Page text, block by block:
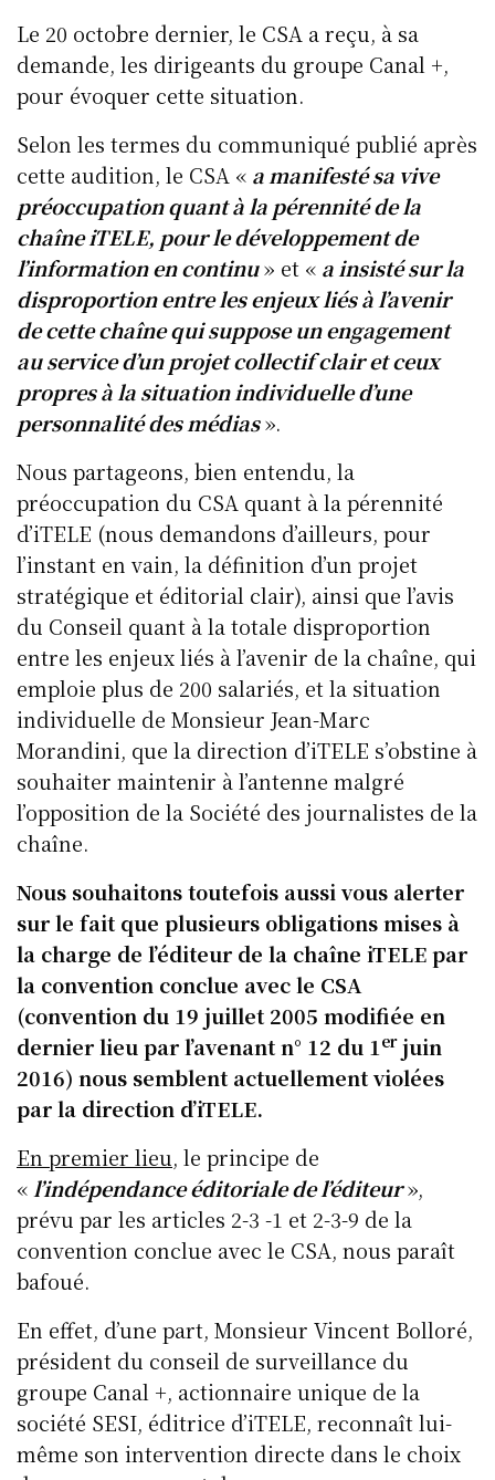
Le 20 octobre dernier, le CSA a reçu, à sa
demande, les dirigeants du groupe Canal +,
pour évoquer cette situation.
Selon les termes du communiqué publié après
cette audition, le CSA « a manifesté sa vive
préoccupation quant à la pérennité de la
chaîne iTELE, pour le développement de
l’information en continu» et « a insisté sur la
disproportion entre les enjeux liés à l’avenir
de cette chaîne qui suppose un engagement
au service d’un projet collectif clair et ceux
propres à la situation individuelle d’une
personnalité des médias».
Nous partageons, bien entendu, la
préoccupation du CSA quant à la pérennité
d’iTELE (nous demandons d’ailleurs, pour
l’instant en vain, la définition d’un projet
stratégique et éditorial clair), ainsi que l’avis
du Conseil quant à la totale disproportion
entre les enjeux liés à l’avenir de la chaîne, qui
emploie plus de 200 salariés, et la situation
individuelle de Monsieur Jean-Marc
Morandini, que la direction d’iTELE s’obstine à
souhaiter maintenir à l’antenne malgré
l’opposition de la Société des journalistes de la
chaîne.
Nous souhaitons toutefois aussi vous alerter
sur le fait que plusieurs obligations mises à
la charge de l’éditeur de la chaîne iTELE par
la convention conclue avec le CSA
(convention du 19 juillet 2005 modifiée en
dernier lieu par l’avenant n° 12 du 1 erjuin
2016) nous semblent actuellement violées
par la direction d’iTELE.
En premier lieu, le principe de
« l’indépendance éditoriale de l’éditeur»,
prévu par les articles 2-3 -1 et 2-3-9 de la
convention conclue avec le CSA, nous paraît
bafoué.
En effet, d’une part, Monsieur Vincent Bolloré,
président du conseil de surveillance du
groupe Canal +, actionnaire unique de la
société SESI, éditrice d’iTELE, reconnaît lui-
même son intervention directe dans le choix